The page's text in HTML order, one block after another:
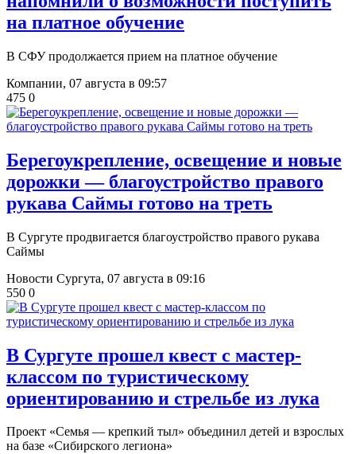
на платное обучение
В СФУ продолжается прием на платное обучение
Компании, 07 августа в 09:57
475 0
Берегоукрепление, освещение и новые
дорожки — благоустройство правого
рукава Саймы готово на треть
В Сургуте продвигается благоустройство правого рукава
Саймы
Новости Сургута, 07 августа в 09:16
550 0
В Сургуте прошел квест с мастер-
классом по туристическому
ориентированию и стрельбе из лука
Проект «Семья — крепкий тыл» объединил детей и взрослых
на базе «Сибирского легиона»